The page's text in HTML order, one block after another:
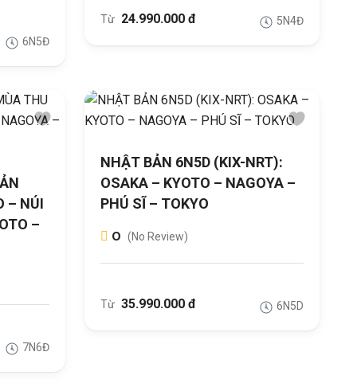
6N5Đ
Từ 24.990.000 đ 5N4Đ
– NÚI
–
7N6Đ
NHẬT BẢN 6N5D (KIX-NRT):
OSAKA – KYOTO – NAGOYA –
PHÚ SĨ – TOKYO
0 (No Review)
Từ 35.990.000 đ 6N5D